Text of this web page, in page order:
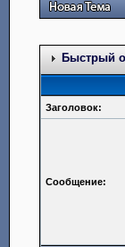
Быстрый
Заголовок:
Сообщение: